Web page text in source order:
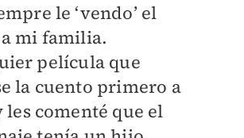
le ‘vendo’ el
mi familia.
película que
la cuento primero a
les comenté que el